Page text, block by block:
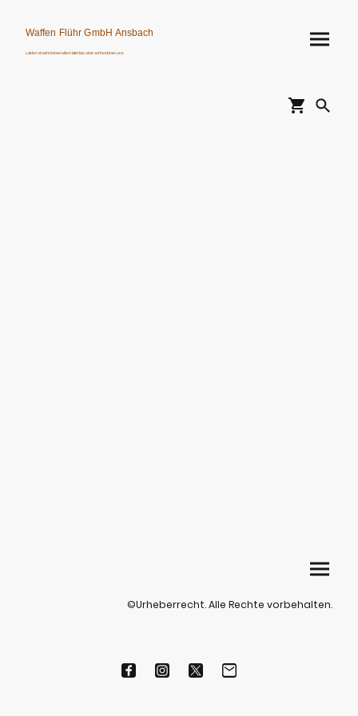
Waffen Flühr GmbH Ansbach
Leider ist nicht immer alles lieferbar, aber wir bemühen uns.
©Urheberrecht. Alle Rechte vorbehalten.